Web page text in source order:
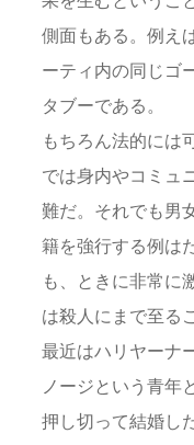
側面もある。例え
ーティ内の同じゴ
タブーである。
もちろん法的には
では身内やコミュ
難だ。それでも男
籍を強行する例は
も、ときに非常に
は殺人にまで至る
最近はハリヤーナ
ノージという青年
押し切って結婚し